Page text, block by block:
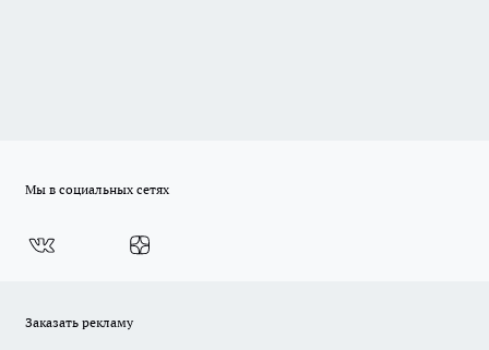
Мы в социальных сетях
Заказать рекламу